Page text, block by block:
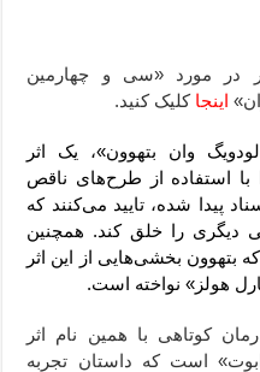
در مورد «سی و چهارمین
اینجا کلیک کنید.
۱۰ اثر «لودویگ وان بتهوون»، یک اثر
استفاده از طرح‌های ناقص
پیدا شده، تایید می‌کنند که
دیگری را خلق کند. همچنین
بتهوون بخشی‌هایی از این اثر
هولز» نواخته است.
کوتاهی با همین نام اثر
است که داستان تجربه